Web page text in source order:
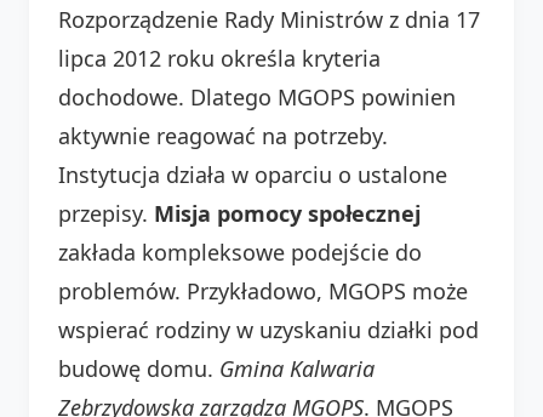
Rozporządzenie Rady Ministrów z dnia 17
lipca 2012 roku określa kryteria
dochodowe. Dlatego MGOPS powinien
aktywnie reagować na potrzeby.
Instytucja działa w oparciu o ustalone
przepisy. Misja pomocy społecznej
zakłada kompleksowe podejście do
problemów. Przykładowo, MGOPS może
wspierać rodziny w uzyskaniu działki pod
budowę domu. Gmina Kalwaria
Zebrzydowska zarządza MGOPS. MGOPS